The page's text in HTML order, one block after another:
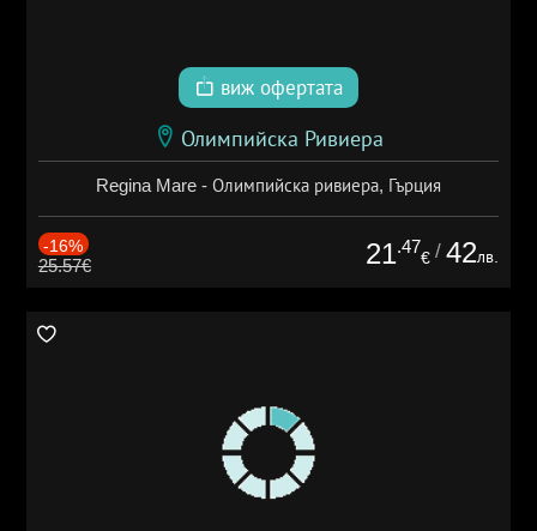
виж офертата
Олимпийска Ривиера
Regina Mare - Олимпийска ривиера, Гърция
-16%
25.57€ 21.47
€ / 42лв.